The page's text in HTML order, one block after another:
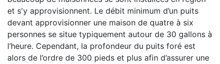
et s'y approvisionnent. Le débit minimum d’un puits
devant approvisionner une maison de quatre à six
personnes se situe typiquement autour de 30 gallons à
l’heure. Cependant, la profondeur du puits foré est
alors de l’ordre de 300 pieds et plus afin d’assurer une